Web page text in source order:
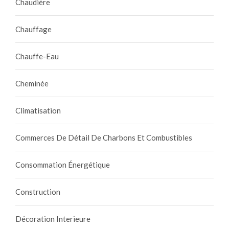
Chaudière
Chauffage
Chauffe-Eau
Cheminée
Climatisation
Commerces De Détail De Charbons Et Combustibles
Consommation Énergétique
Construction
Décoration Interieure